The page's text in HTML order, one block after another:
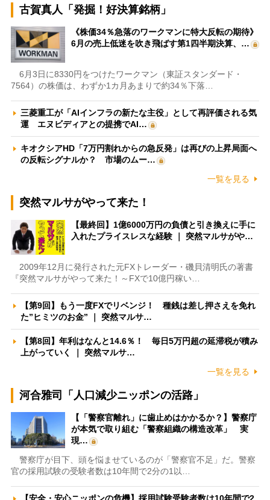
古賀真人「発掘！好決算銘柄」
《株価34％急落のワークマンに特大反転の期待》
6月の売上低迷を吹き飛ばす第1四半期決算、…
6月3日に8330円をつけたワークマン（東証スタンダード・
7564）の株価は、わずか1カ月あまりで約34％下落…
三菱重工が「AIインフラの新たな主役」として再評価される気
運 エヌビディアとの提携でAI…
キオクシアHD「7万円割れからの急反発」は再びの上昇局面へ
の反転シグナルか？ 市場のムー…
一覧を見る
突然マルサがやって来た！
【最終回】1億6000万円の負債と引き換えに手に
入れたプライスレスな経験 ｜ 突然マルサがや…
2009年12月に発行された元FXトレーダー・磯貝清明氏の著書
『突然マルサがやって来た！～FXで10億円稼い…
【第9回】もう一度FXでリベンジ！ 種銭は差し押さえを免れ
た”ヒミツのお金” ｜ 突然マルサ…
【第8回】年利はなんと14.6％！ 毎日5万円超の延滞税が積み
上がっていく ｜ 突然マルサ…
一覧を見る
河合雅司「人口減少ニッポンの活路」
【「警察官離れ」に歯止めはかかるか？】警察庁
が本気で取り組む「警察組織の構造改革」 実
現…
警察庁が目下、頭を悩ませているのが「警察官不足」だ。警察
官の採用試験の受験者数は10年間で2分の1以…